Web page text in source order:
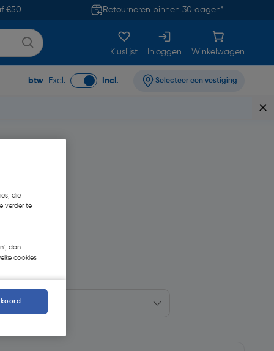
€50 Retourneren binnen 30 dagen*
Kluslijst Inloggen Winkelwagen
btw Excl. Incl. Selecteer een vestiging
die
verder te
dan
cookies